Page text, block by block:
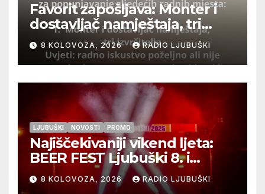
Favorit zapošljava: Monter i
dostavljač namještaja, tri
izvršitelja
8 KOLOVOZA, 2026 RADIO LJUBUŠKI
LJUBUŠKI NOVOSTI PROMO
Najiščekivaniji vikend ljeta:
BEER FEST Ljubuški 8. i
9.kolovoza
8 KOLOVOZA, 2026 RADIO LJUBUŠKI